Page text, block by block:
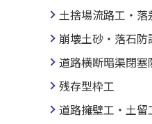
土捨場流路工・落
崩壊土砂・落石防
道路横断暗渠閉塞
残存型枠工
道路擁壁工・土留